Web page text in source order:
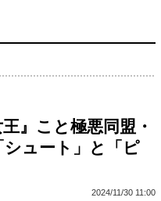
』こと極悪同盟・
ュート」と「ピ
2024/11/30 11:00